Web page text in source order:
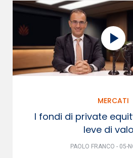
MERCATI
I fondi di private
leve di
PAOLO FRANCO - 05-